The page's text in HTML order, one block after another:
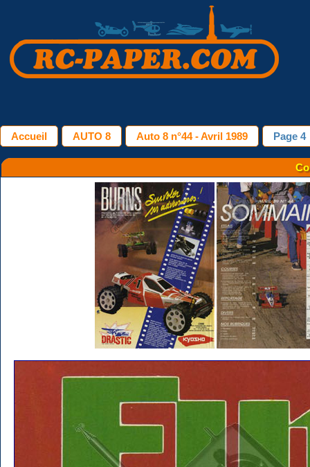
Accueil AUTO 8 Auto 8 n°44 - Avril 1989 Page 4